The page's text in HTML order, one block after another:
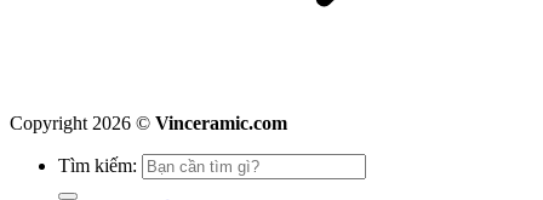
Copyright 2026 © Vinceramic.com
Tìm kiếm: